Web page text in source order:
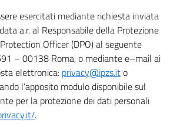
esercitati mediante richiesta inviata
a.r. al Responsabile della Protezione
Officer (DPO) al seguente
– 00138 Roma, o mediante e–mail ai
elettronica: privacy@ipzs.ito
l’apposito modulo disponibile sul
per la protezione dei dati personali
.